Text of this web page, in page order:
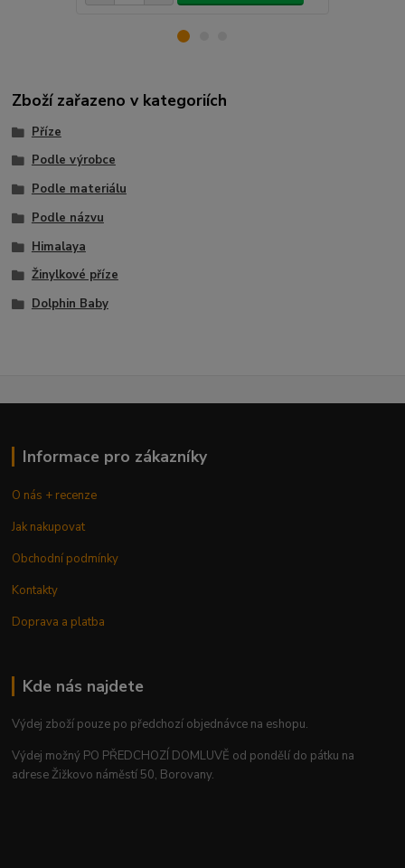
Zboží zařazeno v kategoriích
Příze
Podle výrobce
Podle materiálu
Podle názvu
Himalaya
Žinylkové příze
Dolphin Baby
Informace pro zákazníky
O nás + recenze
Jak nakupovat
Obchodní podmínky
Kontakty
Doprava a platba
Kde nás najdete
Výdej zboží pouze po předchozí objednávce na eshopu.
Výdej možný PO PŘEDCHOZÍ DOMLUVĚ od pondělí do pátku na
adrese Žižkovo náměstí 50, Borovany.